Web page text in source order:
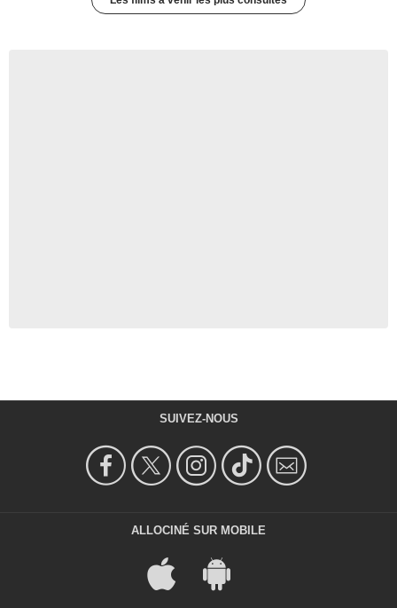
SUIVEZ-NOUS
ALLOCINÉ SUR MOBILE